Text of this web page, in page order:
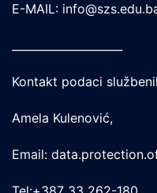
E-MAIL:
Kontakt podaci
Amela Kulenović,
Email: